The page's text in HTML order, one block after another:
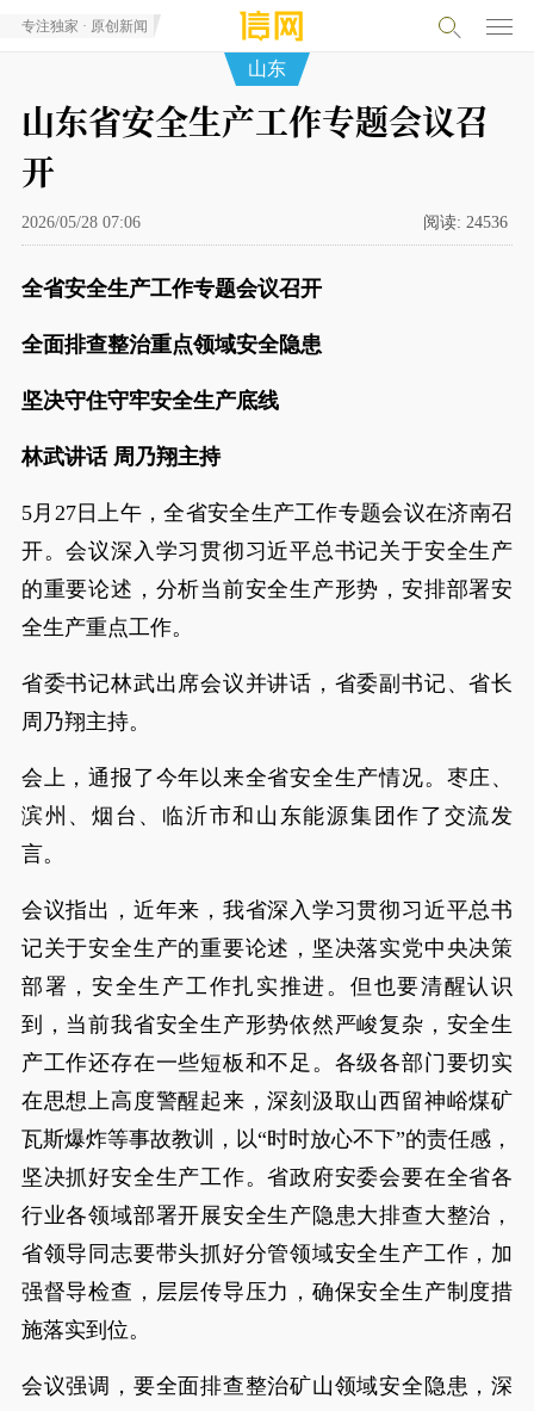
专注独家 · 原创新闻
山东
山东省安全生产工作专题会议召
开
2026/05/28 07:06 阅读: 24536
全省安全生产工作专题会议召开
全面排查整治重点领域安全隐患
坚决守住守牢安全生产底线
林武讲话 周乃翔主持
5月27日上午，全省安全生产工作专题会议在济南召
开。会议深入学习贯彻习近平总书记关于安全生产
的重要论述，分析当前安全生产形势，安排部署安
全生产重点工作。
省委书记林武出席会议并讲话，省委副书记、省长
周乃翔主持。
会上，通报了今年以来全省安全生产情况。枣庄、
滨州、烟台、临沂市和山东能源集团作了交流发
言。
会议指出，近年来，我省深入学习贯彻习近平总书
记关于安全生产的重要论述，坚决落实党中央决策
部署，安全生产工作扎实推进。但也要清醒认识
到，当前我省安全生产形势依然严峻复杂，安全生
产工作还存在一些短板和不足。各级各部门要切实
在思想上高度警醒起来，深刻汲取山西留神峪煤矿
瓦斯爆炸等事故教训，以“时时放心不下”的责任感，
坚决抓好安全生产工作。省政府安委会要在全省各
行业各领域部署开展安全生产隐患大排查大整治，
省领导同志要带头抓好分管领域安全生产工作，加
强督导检查，层层传导压力，确保安全生产制度措
施落实到位。
会议强调，要全面排查整治矿山领域安全隐患，深